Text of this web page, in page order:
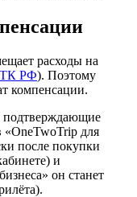
расходы на
ТК РФ). Поэтому
компенсации.
подтверждающие
для
после покупки
и
он станет